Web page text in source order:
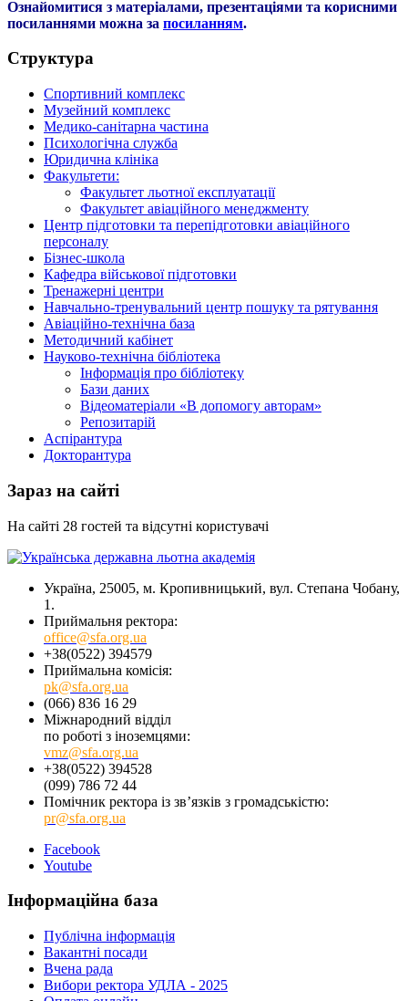
Ознайомитися з матеріалами, презентаціями та корисними
посиланнями можна за посиланням.
Структура
Спортивний комплекс
Музейний комплекс
Медико-санітарна частина
Психологічна служба
Юридична клініка
Факультети:
Факультет льотної експлуатації
Факультет авіаційного менеджменту
Центр підготовки та перепідготовки авіаційного
персоналу
Бізнес-школа
Кафедра військової підготовки
Тренажерні центри
Навчально-тренувальний центр пошуку та рятування
Авіаційно-технічна база
Методичний кабінет
Науково-технічна бібліотека
Інформація про бібліотеку
Бази даних
Відеоматеріали «В допомогу авторам»
Репозитарій
Аспірантура
Докторантура
Зараз на сайті
На сайті 28 гостей та відсутні користувачі
Україна, 25005, м. Кропивницький, вул. Степана Чобану,
1.
Приймальня ректора:
office@sfa.org.ua
+38(0522) 394579
Приймальна комісія:
pk@sfa.org.ua
(066) 836 16 29
Міжнародний відділ
по роботі з іноземцями:
vmz@sfa.org.ua
+38(0522) 394528
(099) 786 72 44
Помічник ректора із зв’язків з громадськістю:
pr@sfa.org.ua
Facebook
Youtube
Інформаційна база
Публічна інформація
Вакантні посади
Вчена рада
Вибори ректора УДЛА - 2025